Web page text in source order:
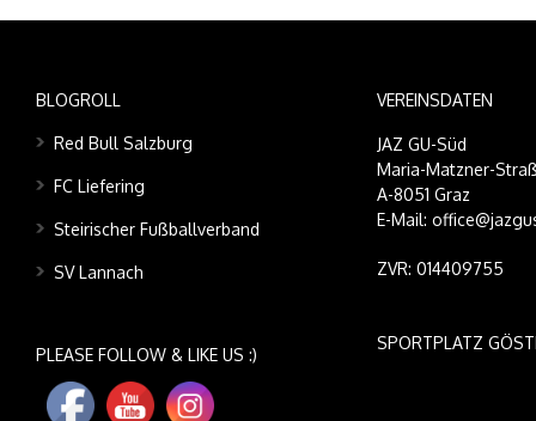
BLOGROLL
Red Bull Salzburg
FC Liefering
Steirischer Fußballverband
SV Lannach
PLEASE FOLLOW & LIKE US :)
VEREINSDATEN
JAZ GU-Süd
Maria-Matzner-
A-8051 Graz
E-Mail:
ZVR: 014409755
SPORTPLATZ